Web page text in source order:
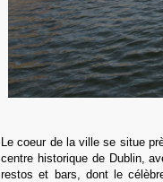
Le coeur de la ville se situe
centre historique de Dublin,
restos et bars, dont le